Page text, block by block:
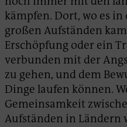
kämpfen. Dort, wo es in
großen Aufständen
Erschöpfung oder ein
verbunden mit der
zu gehen, und dem
Dinge laufen können.
Gemeinsamkeit
Aufständen in Ländern